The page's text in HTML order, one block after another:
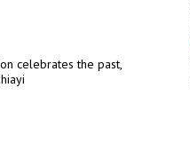
celebrates the past,